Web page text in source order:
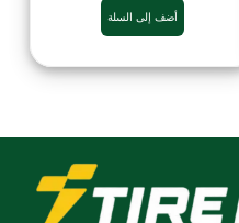
أضف إلى السلة